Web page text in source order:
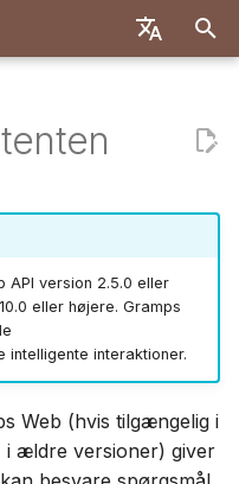
Deutsch
Español
简体中文
Tiếng Việt
Русский
Português
Implementér med
Docker med Let's
DigitalOcean
Brugersystem
Serverkonfiguration
OIDC-godkendelse
Frontend-tilpasning
Introduktion
Udviklingsopsætning
API-specifikation
Introduktion
Udviklingsopsætning
Arkitektur
API version 2.5.0 eller
eller højere. Gramps
interaktioner.
Web (hvis tilgængelig i
ældre versioner) giver